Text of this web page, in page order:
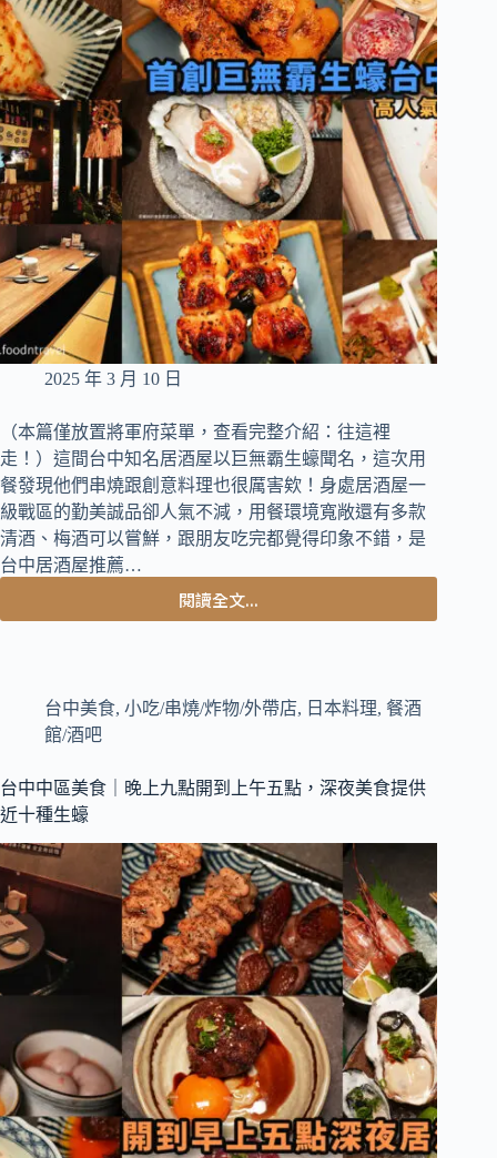
祖，
跟
手
臂
一
樣
大
太
誇
張
啦
～
2025 年 3 月 10 日
（本篇僅放置將軍府菜單，查看完整介紹：往這裡
走！）這間台中知名居酒屋以巨無霸生蠔聞名，這次用
餐發現他們串燒跟創意料理也很厲害欸！身處居酒屋一
級戰區的勤美誠品卻人氣不減，用餐環境寬敞還有多款
清酒、梅酒可以嘗鮮，跟朋友吃完都覺得印象不錯，是
台中居酒屋推薦…
閱讀全文...
台
屋
府
中
勤
美
店
台中美食, 小吃/串燒/炸物/外帶店, 日本料理, 餐酒
館/酒吧
台中中區美食｜晚上九點開到上午五點，深夜美食提供
近十種生蠔